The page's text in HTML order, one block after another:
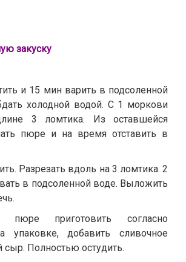
закуску
и 15 мин варить в подсоленной
холодной водой. С 1 моркови
3 ломтика. Из оставшейся
пюре и на время отставить в
Разрезать вдоль на 3 ломтика. 2
в подсоленной воде. Выложить
пюре приготовить согласно
упаковке, добавить сливочное
сыр. Полностью остудить.